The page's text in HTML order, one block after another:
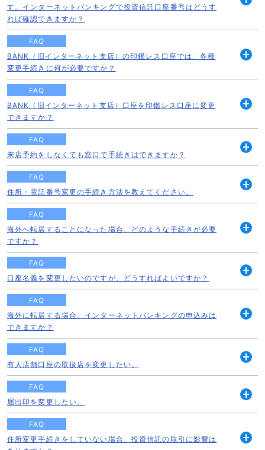
す。インターネットバンキングで投資信託口座番号はどうす
れば確認できますか？
FAQ
BANK（旧インターネット支店）の印鑑レス口座では、各種
変更手続きに何が必要ですか？
く
FAQ
BANK（旧インターネット支店）口座を印鑑レス口座に変更
できますか？
く
FAQ
来店予約をしなくても窓口で手続きはできますか？
FAQ
住所・電話番号変更の手続き方法を教えてください。
FAQ
海外へ転居することになった場合、どのような手続きが必要
ですか？
く
FAQ
口座名義を変更したいのですが、どうすればよいですか？
FAQ
海外に転居する場合、インターネットバンキングの申込みは
できますか？
く
FAQ
有人店舗口座の取扱店を変更したい。
FAQ
届出印を変更したい。
FAQ
住所変更手続きをしていない場合、投資信託の取引に影響は